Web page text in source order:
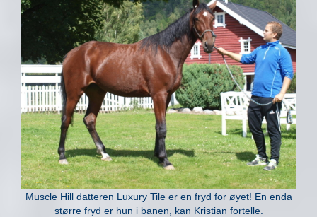
Muscle Hill datteren Luxury Tile er en fryd for øyet! En enda
større fryd er hun i banen, kan Kristian fortelle.